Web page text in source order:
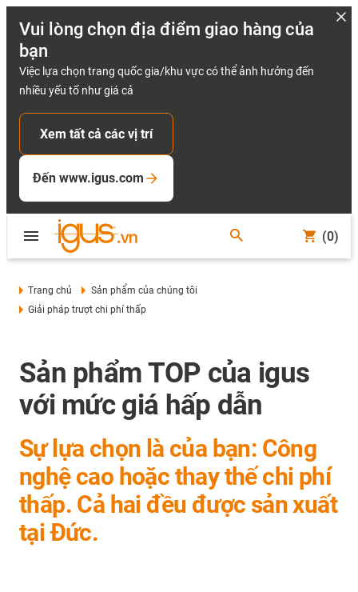
Vui lòng chọn địa điểm giao hàng của
bạn
Việc lựa chọn trang quốc gia/khu vực có thể ảnh hưởng đến
nhiều yếu tố như giá cả
Xem tất cả các vị trí
Đến www.igus.com
(0)
Trang chủ
Sản phẩm của chúng tôi
Giải pháp trượt chi phí thấp
Sản phẩm TOP của igus
với mức giá hấp dẫn
Sự lựa chọn là của bạn: Công
nghệ cao hoặc thay thế chi phí
thấp. Cả hai đều được sản xuất
tại Đức.